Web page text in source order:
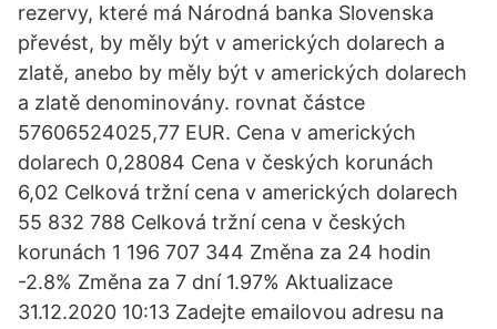
rezervy, které má Národná banka Slovenska
převést, by měly být v amerických dolarech a
zlatě, anebo by měly být v amerických dolarech
a zlatě denominovány. rovnat částce
57606524025,77 EUR. Cena v amerických
dolarech 0,28084 Cena v českých korunách
6,02 Celková tržní cena v amerických dolarech
55 832 788 Celková tržní cena v českých
korunách 1 196 707 344 Změna za 24 hodin
-2.8% Změna za 7 dní 1.97% Aktualizace
31.12.2020 10:13 Zadejte emailovou adresu na